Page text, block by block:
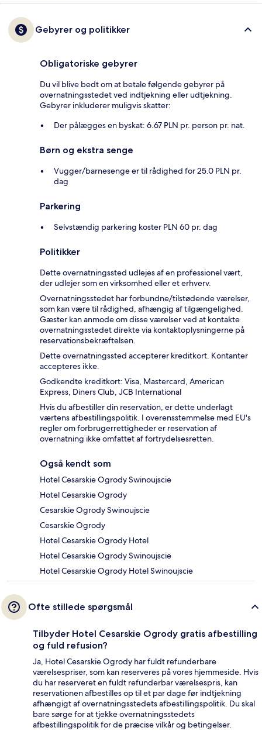
Gebyrer og politikker
Obligatoriske gebyrer
Du vil blive bedt om at betale følgende gebyrer på
overnatningsstedet ved indtjekning eller udtjekning.
Gebyrer inkluderer muligvis skatter:
Der pålægges en byskat: 6.67 PLN pr. person pr. nat.
Børn og ekstra senge
Vugger/barnesenge er til rådighed for 25.0 PLN pr.
dag
Parkering
Selvstændig parkering koster PLN 60 pr. dag
Politikker
Dette overnatningssted udlejes af en professionel vært,
der udlejer som en virksomhed eller et erhverv.
Overnatningsstedet har forbundne/tilstødende værelser,
som kan være til rådighed, afhængig af tilgængelighed.
Gæster kan anmode om disse værelser ved at kontakte
overnatningsstedet direkte via kontaktoplysningerne på
reservationsbekræftelsen.
Dette overnatningssted accepterer kreditkort. Kontanter
accepteres ikke.
Godkendte kreditkort: Visa, Mastercard, American
Express, Diners Club, JCB International
Hvis du afbestiller din reservation, er dette underlagt
værtens afbestillingspolitik. I overensstemmelse med EU's
regler om forbrugerrettigheder er reservation af
overnatning ikke omfattet af fortrydelsesretten.
Også kendt som
Hotel Cesarskie Ogrody Swinoujscie
Hotel Cesarskie Ogrody
Cesarskie Ogrody Swinoujscie
Cesarskie Ogrody
Hotel Cesarskie Ogrody Hotel
Hotel Cesarskie Ogrody Swinoujscie
Hotel Cesarskie Ogrody Hotel Swinoujscie
Ofte stillede spørgsmål
Tilbyder Hotel Cesarskie Ogrody gratis afbestilling
og fuld refusion?
Ja, Hotel Cesarskie Ogrody har fuldt refunderbare
værelsespriser, som kan reserveres på vores hjemmeside. Hvis
du har reserveret en fuldt refunderbar værelsespris, kan
reservationen afbestilles op til et par dage før indtjekning
afhængigt af overnatningsstedets afbestillingspolitik. Du skal
bare sørge for at tjekke overnatningsstedets
afbestillingspolitik for de præcise vilkår og betingelser.